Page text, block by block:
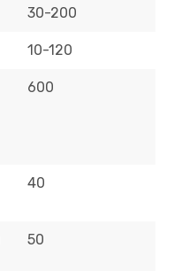
30-200
10-120
600
40
50